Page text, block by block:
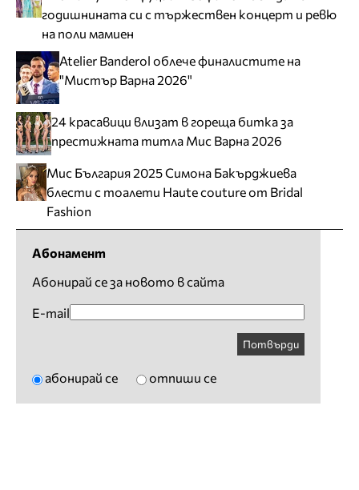
годишнината си с тържествен концерт и ревю
на поли мамиен
Atelier Banderol облече финалистите на
"Мистър Варна 2026"
24 красавици влизат в гореща битка за
престижната титла Мис Варна 2026
Мис България 2025 Симона Бакърджиева
блести с тоалети Haute couture от Bridal
Fashion
Абонамент
Абонирай се за новото в сайта
E-mail
Потвърди
абонирай се отпиши се